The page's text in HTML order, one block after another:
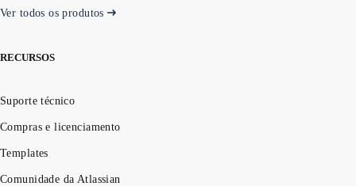
Ver todos os produtos
RECURSOS
Suporte técnico
Compras e licenciamento
Templates
Comunidade da Atlassian